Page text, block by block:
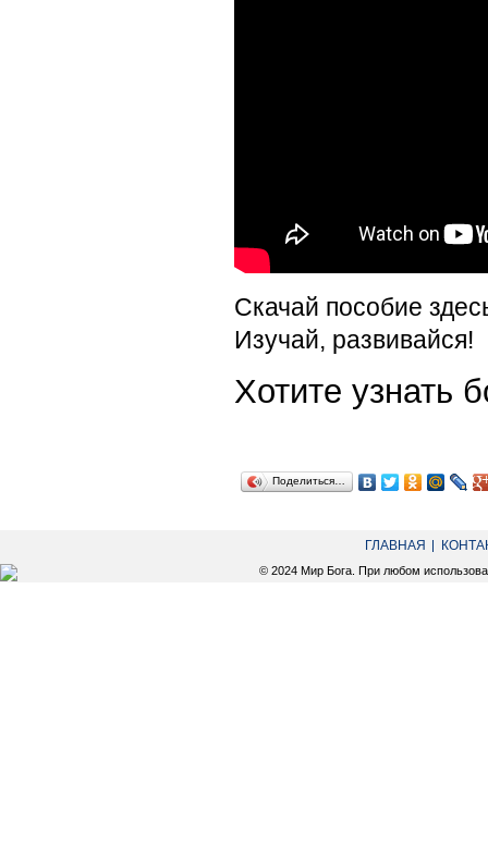
Скачай пособие
Изучай, развивайся!
Хотите
Поделиться…
ГЛАВНАЯ
© 2024 Мир Бога. При любом